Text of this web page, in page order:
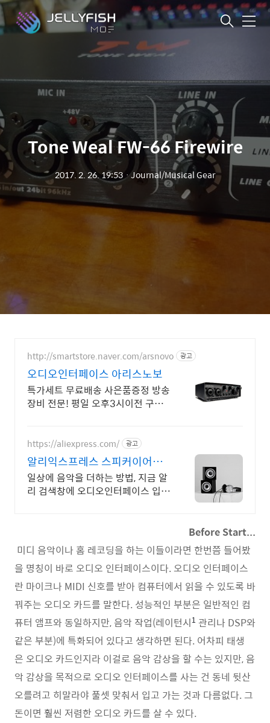
메
Tone Weal FW-66 Firewire
2017. 2. 26. 19:53ㆍJournal/Musical Gear
http://smartstore.naver.com/arsnovo 광고
오디오인터페이스 아리스노보
특가세트 무료배송 사은품증정 방송
장비 전문! 평일 오후3시이전 구매
https://aliexpress.com/ 광고
알리익스프레스 스피커이어폰
내 맘에 쏙드는 오늘의 특가
일상에 음악을 더하는 방법, 지금 알
리 검색창에 오디오인터페이스 입력
Before Start...
미디 음악이나 홈 레코딩을 하는 이들이라면 한번쯤 들어봤
을 명칭이 바로 오디오 인터페이스이다. 오디오 인터페이스
란 마이크나 MIDI 신호를 받아 컴퓨터에서 읽을 수 있도록 바
꿔주는 오디오 카드를 말한다. 성능적인 부분은 일반적인 컴
퓨터 앰프와 동일하지만, 음악 작업(레이턴시 1 관리나 DSP와
같은 부분)에 특화되어 있다고 생각하면 된다. 어차피 태생
은 오디오 카드인지라 이걸로 음악 감상을 할 수는 있지만, 음
악 감상을 목적으로 오디오 인터페이스를 사는 건 동네 뒷산
오를려고 히말라야 풀셋 맞춰서 입고 가는 것과 다름없다. 그
돈이면 훨씬 저렴한 오디오 카드를 살 수 있다.